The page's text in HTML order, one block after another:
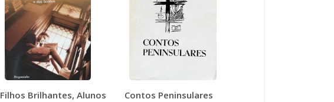
Filhos Brilhantes, Alunos
Contos Peninsulares